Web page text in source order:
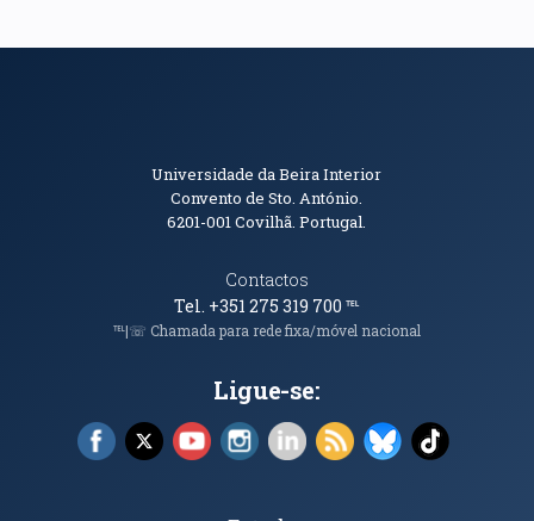
Informações de Contacto
Universidade da Beira Interior
Convento de Sto. António.
6201-001Covilhã. Portugal.
Contactos
Tel. +351 275 319 700℡
℡|☏ Chamada para rede fixa/móvel nacional
Ligue-se:
Facebook (abre em nova janela)
X (abre em nova janela)
YouTube (abre em nova janela)
Instagram (abre em nova janela)
LinkedIn (abre em nova
RSS (abre em nova
Bluesky (abre
TikTok